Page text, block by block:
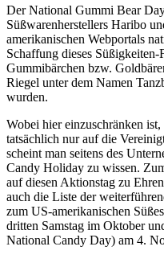
Der National Gummi Bear
Süßwarenherstellers Haribo
amerikanischen Webportals
Schaffung dieses Süßigkeiten-
Gummibärchen bzw.
Riegel unter dem Namen
wurden.
Wobei hier einzuschränken
tatsächlich nur auf die
scheint man seitens des
Candy Holiday zu wissen.
auf diesen Aktionstag zu
auch die Liste der
zum US-amerikanischen
dritten Samstag im Oktober
National Candy Day) am 4.